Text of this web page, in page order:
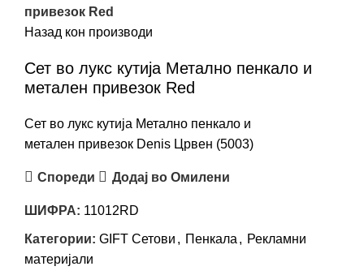
привезок Red
Назад кон производи
Сет во лукс кутија Метално пенкало и
метален привезок Red
Сет во лукс кутија Метално пенкало и
метален привезок Denis Црвен (5003)
Спореди Додај во Омилени
ШИФРА: 11012RD
Категории: GIFT Сетови , Пенкала , Рекламни
материјали